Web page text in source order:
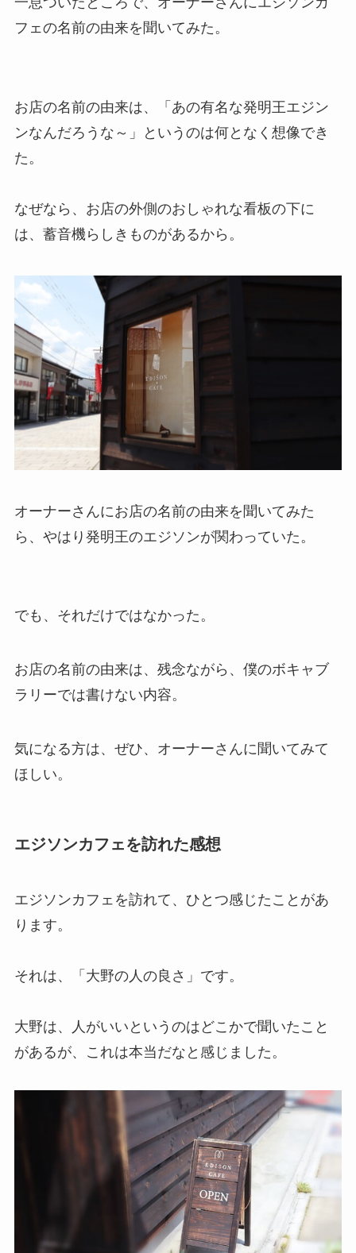
フェの名前の由来を聞いてみた。
お店の名前の由来は、「あの有名な発明王エジン
ンなんだろうな～」というのは何となく想像でき
た。
なぜなら、お店の外側のおしゃれな看板の下に
は、蓄音機らしきものがあるから。
オーナーさんにお店の名前の由来を聞いてみた
ら、やはり発明王のエジソンが関わっていた。
でも、それだけではなかった。
お店の名前の由来は、残念ながら、僕のボキャブ
ラリーでは書けない内容。
気になる方は、ぜひ、オーナーさんに聞いてみて
ほしい。
エジソンカフェを訪れた感想
エジソンカフェを訪れて、ひとつ感じたことがあ
ります。
それは、「大野の人の良さ」です。
大野は、人がいいというのはどこかで聞いたこと
があるが、これは本当だなと感じました。